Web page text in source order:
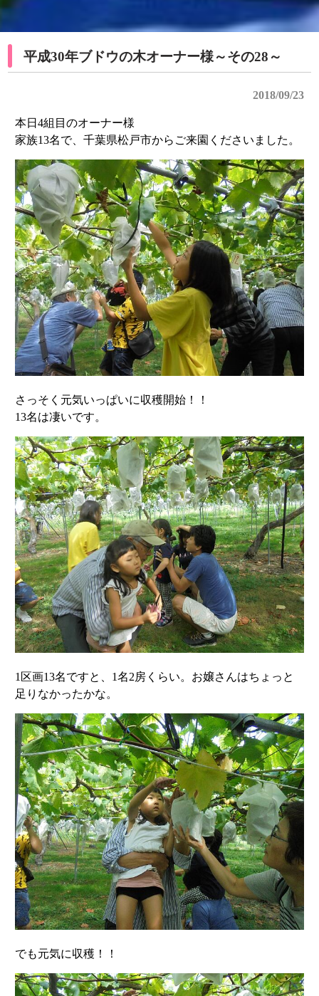
平成30年ブドウの木オーナー様～その28～
2018/09/23
本日4組目のオーナー様
家族13名で、千葉県松戸市からご来園くださいました。
さっそく元気いっぱいに収穫開始！！
13名は凄いです。
1区画13名ですと、1名2房くらい。お嬢さんはちょっと
足りなかったかな。
でも元気に収穫！！